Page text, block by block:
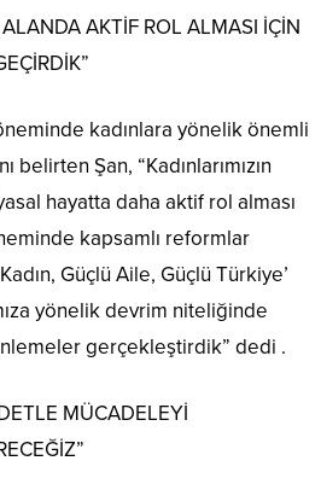
AKTİF ROL ALMASI İÇİN
kadınlara yönelik önemli
belirten Şan, “Kadınlarımızın
hayatta daha aktif rol alması
kapsamlı reformlar
Güçlü Aile, Güçlü Türkiye’
yönelik devrim niteliğinde
gerçekleştirdik” dedi .
MÜCADELEYİ